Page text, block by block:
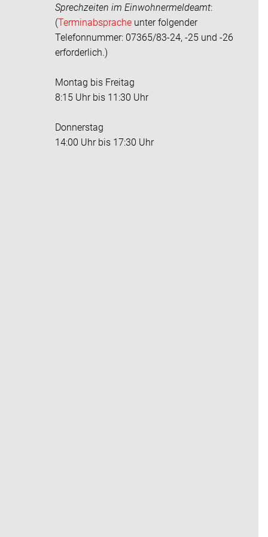
Sprechzeiten im Einwohnermeldeamt:
(Terminabsprache unter folgender
Telefonnummer: 07365/83-24, -25 und -26
erforderlich.)
Montag bis Freitag
8:15 Uhr bis 11:30 Uhr
Donnerstag
14:00 Uhr bis 17:30 Uhr